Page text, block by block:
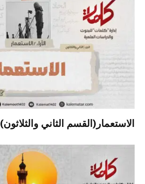
الاستعمار(القسم الثاني والثلاثون)